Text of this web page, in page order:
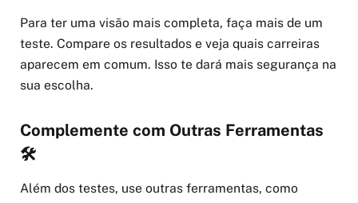
Para ter uma visão mais completa, faça mais de um
teste. Compare os resultados e veja quais carreiras
aparecem em comum. Isso te dará mais segurança na
sua escolha.
Complemente com Outras Ferramentas
🛠️
Além dos testes, use outras ferramentas, como